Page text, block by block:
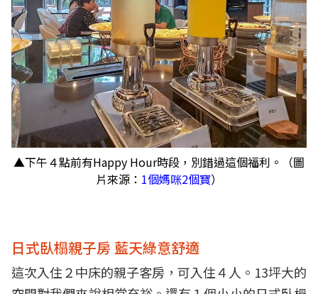
▲下午４點前有Happy Hour時段，別錯過這個福利。（圖
片來源： 1個媽咪2個寶）
日式臥榻親子房 藍天綠意舒適
這次入住２中床的親子客房，可入住４人。13坪大的